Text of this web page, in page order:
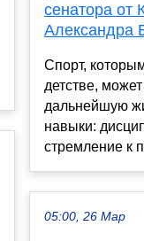
сенатора от
Александра
Спорт,
детстве,
дальнейшую
навыки:
стремление к
05:00, 26 Мар